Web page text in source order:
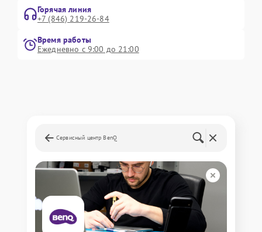
Горячая линия
+7 (846) 219-26-84
Время работы
Ежедневно с 9:00 до 21:00
Сервисный центр BenQ